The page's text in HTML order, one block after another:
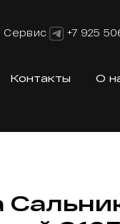
Сервис +7 925
Контакты О